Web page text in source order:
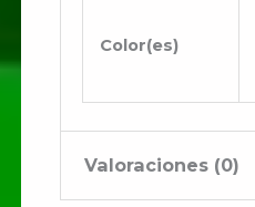
Color(es)
Valoraciones (0)